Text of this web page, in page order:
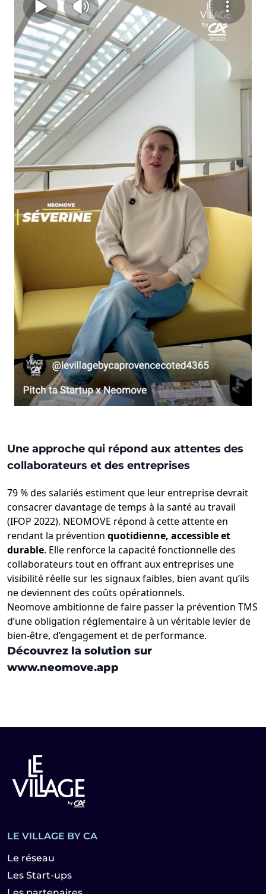
Une approche qui répond aux attentes des
collaborateurs et des entreprises
79 % des salariés estiment que leur entreprise devrait
consacrer davantage de temps à la santé au travail
(IFOP 2022). NEOMOVE répond à cette attente en
rendant la prévention quotidienne, accessible et
durable. Elle renforce la capacité fonctionnelle des
collaborateurs tout en offrant aux entreprises une
visibilité réelle sur les signaux faibles, bien avant qu’ils
ne deviennent des coûts opérationnels.
Neomove ambitionne de faire passer la prévention TMS
d’une obligation réglementaire à un véritable levier de
bien-être, d’engagement et de performance.
Découvrez la solution sur
www.neomove.app
LE VILLAGE BY CA
Le réseau
Les Start-ups